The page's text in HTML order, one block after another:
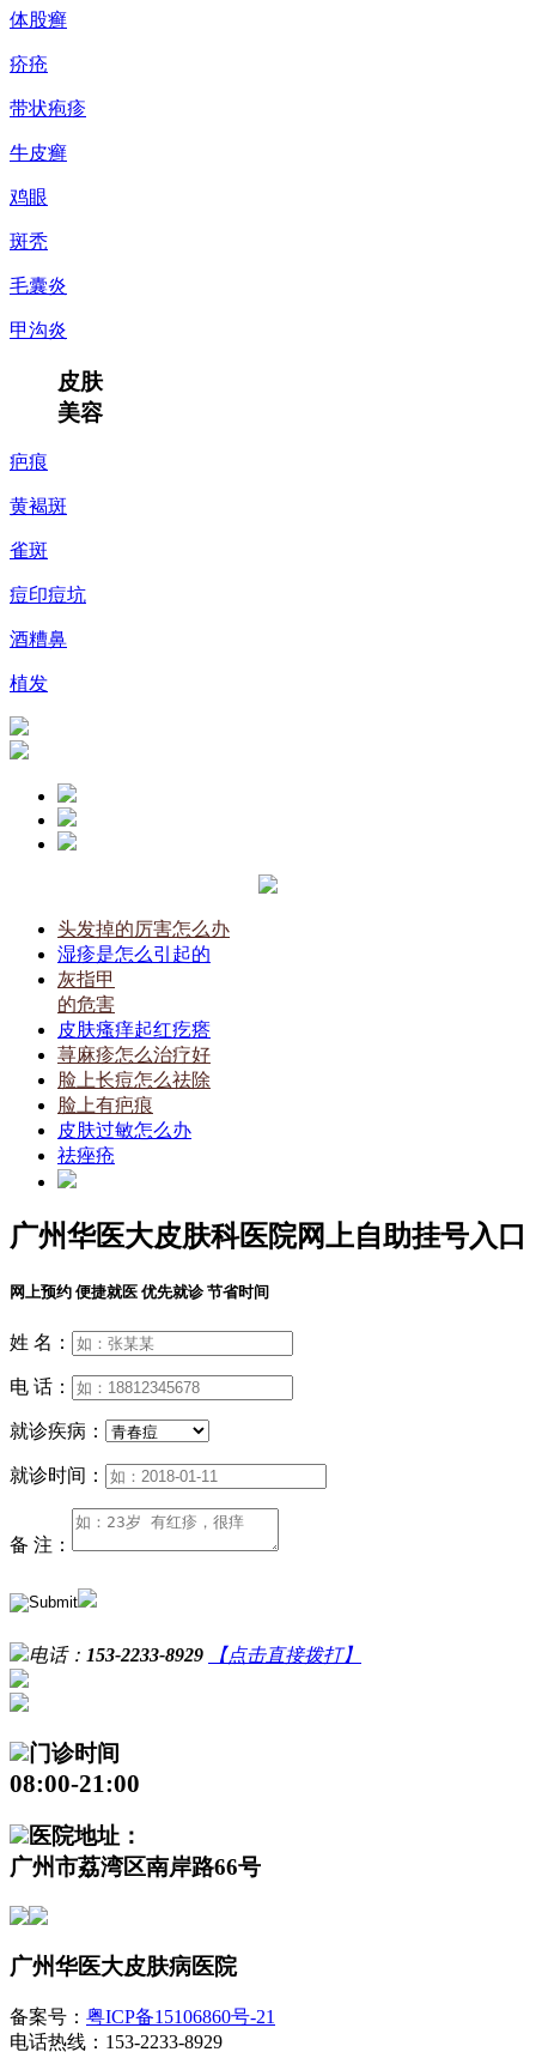
体股癣
疥疮
带状疱疹
牛皮癣
鸡眼
斑秃
毛囊炎
甲沟炎
皮肤
美容
疤痕
黄褐斑
雀斑
痘印痘坑
酒糟鼻
植发
头发掉的厉害怎么办
湿疹是怎么引起的
灰指甲
的危害
皮肤瘙痒起红疙瘩
荨麻疹怎么治疗好
脸上长痘怎么祛除
脸上有疤痕
皮肤过敏怎么办
祛痤疮
广州华医大皮肤科医院网上自助挂号入口
网上预约 便捷就医 优先就诊 节省时间
姓 名：
电 话：
就诊疾病：
就诊时间：
备 注：
电话： 153-2233-8929 【点击直接拨打】
门诊时间
08:00-21:00
医院地址：
广州市荔湾区南岸路66号
广州华医大皮肤病医院
备案号： 粤ICP备15106860号-21
电话热线：153-2233-8929